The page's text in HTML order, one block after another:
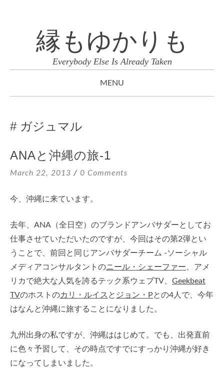
縁もゆかりも
Everybody Else Is Already Taken
MENU
ガジュマル
ANAと沖縄の旅-1
March 22, 2013 0 Comments
今、沖縄に来ています。
去年、ANA（全日空）のブランドアンバサダーとしてお
仕事させていただいたのですが、今回はその第2弾とい
うことで、前回と同じアンバサダーチーム -ソーシャル
メディアコンサルタントのニール・シェーファー 、アメ
リカで絶大な人気を誇るテック系ウェブTV、 Geekbeat
TVのホストのカリ・ルイス と ジョン・Pとの4人で、今年
はなんと沖縄に旅することになりました。
九州出身の私ですが、沖縄ははじめて。でも、出発直前
に色々予習して、その時点ですでにすっかり沖縄が好き
になってしまいました。